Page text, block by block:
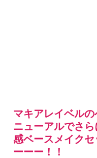
マキアレイベル
ニューアルでさ
感ベースメイク
ーーー！！